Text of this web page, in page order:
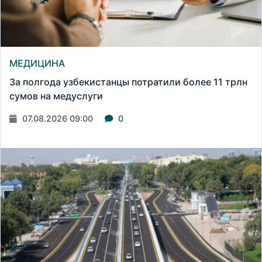
МЕДИЦИНА
За полгода узбекистанцы потратили более 11 трлн
сумов на медуслуги
07.08.2026 09:00 0